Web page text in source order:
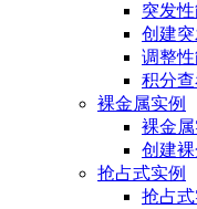
突发
创建
调整
积分
裸金属实例
裸金
创建
抢占式实例
抢占